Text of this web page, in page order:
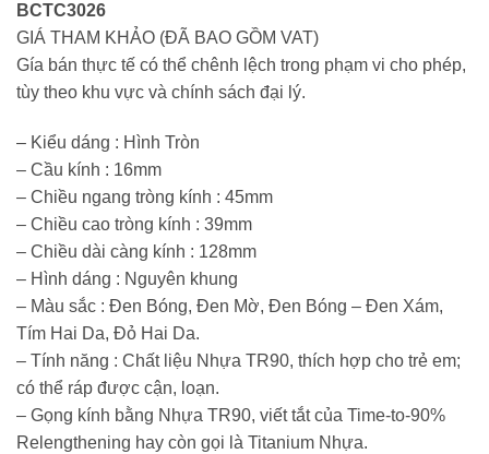
BCTC3026
GIÁ THAM KHẢO (ĐÃ BAO GỒM VAT)
Gía bán thực tế có thể chênh lệch trong phạm vi cho phép,
tùy theo khu vực và chính sách đại lý.
– Kiểu dáng : Hình Tròn
– Cầu kính : 16mm
– Chiều ngang tròng kính : 45mm
– Chiều cao tròng kính : 39mm
– Chiều dài càng kính : 128mm
– Hình dáng : Nguyên khung
– Màu sắc : Đen Bóng, Đen Mờ, Đen Bóng – Đen Xám,
Tím Hai Da, Đỏ Hai Da.
– Tính năng : Chất liệu Nhựa TR90, thích hợp cho trẻ em;
có thể ráp được cận, loạn.
– Gọng kính bằng Nhựa TR90, viết tắt của Time-to-90%
Relengthening hay còn gọi là Titanium Nhựa.